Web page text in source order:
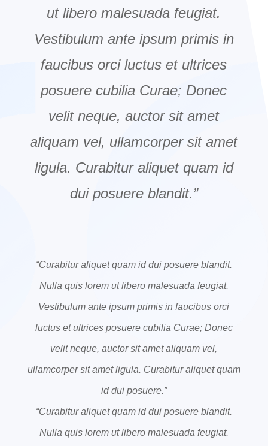
ut libero malesuada feugiat.
Vestibulum ante ipsum primis in
faucibus orci luctus et ultrices
posuere cubilia Curae; Donec
velit neque, auctor sit amet
aliquam vel, ullamcorper sit amet
ligula. Curabitur aliquet quam id
dui posuere blandit.”
“Curabitur aliquet quam id dui posuere blandit.
Nulla quis lorem ut libero malesuada feugiat.
Vestibulum ante ipsum primis in faucibus orci
luctus et ultrices posuere cubilia Curae; Donec
velit neque, auctor sit amet aliquam vel,
ullamcorper sit amet ligula. Curabitur aliquet quam
id dui posuere.”
“Curabitur aliquet quam id dui posuere blandit.
Nulla quis lorem ut libero malesuada feugiat.